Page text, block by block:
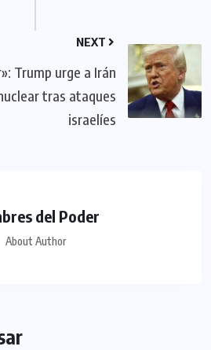
NEXT
Trump urge a Irán
tras ataques
israelíes
del Poder
About Author